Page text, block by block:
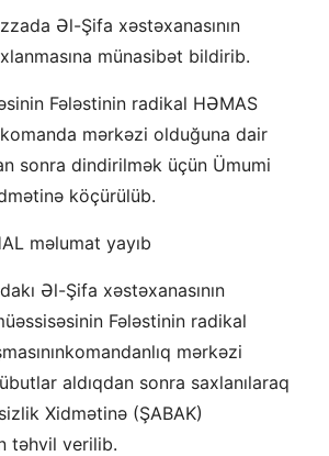
Əl-Şifa xəstəxanasının
münasibət bildirib.
Fələstinin radikal HƏMAS
komanda mərkəzi olduğuna dair
sonra dindirilmək üçün Ümumi
köçürülüb.
məlumat yayıb
Əl-Şifa xəstəxanasının
Fələstinin radikal
mərkəzi
aldıqdan sonra saxlanılaraq
Xidmətinə (ŞABAK)
təhvil verilib.